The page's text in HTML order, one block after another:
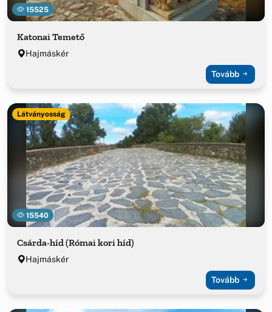
15525
Katonai Temető
Hajmáskér
Tovább
15540
Látványosság
Csárda-híd (Római kori híd)
Hajmáskér
Tovább